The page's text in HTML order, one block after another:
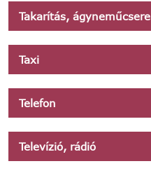
Takarítás, ágyneműcsere
Taxi
Telefon
Televízió, rádió